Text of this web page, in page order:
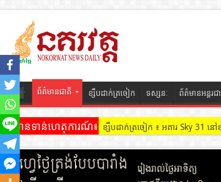
ព័ត៌មានជាតិ ខ្សឹបដាក់ត្រចៀក ទស្សនៈ ព័ត៌មានអន្តរជ
ព័ត៌មានទាន់ហេតុការណ៍៖ ខ្សឹបដាក់ត្រចៀក ៖ អគារ Sky 31